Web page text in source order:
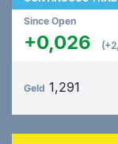
Since Open
+0,026
Geld 1,291